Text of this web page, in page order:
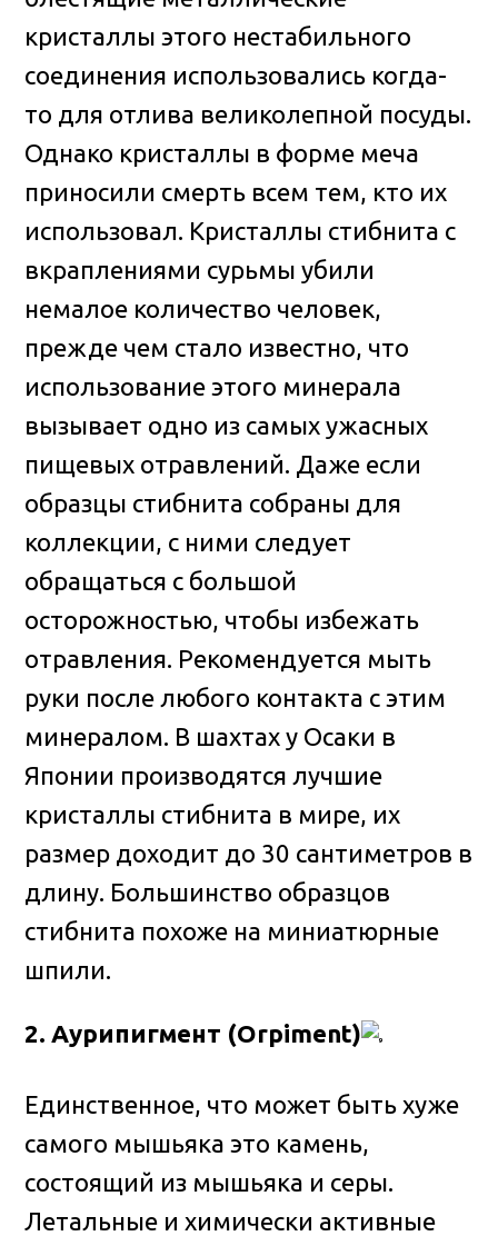
кристаллы этого нестабильного
соединения использовались когда-
то для отлива великолепной посуды.
Однако кристаллы в форме меча
приносили смерть всем тем, кто их
использовал. Кристаллы стибнита с
вкраплениями сурьмы убили
немалое количество человек,
прежде чем стало известно, что
использование этого минерала
вызывает одно из самых ужасных
пищевых отравлений. Даже если
образцы стибнита собраны для
коллекции, с ними следует
обращаться с большой
осторожностью, чтобы избежать
отравления. Рекомендуется мыть
руки после любого контакта с этим
минералом. В шахтах у Осаки в
Японии производятся лучшие
кристаллы стибнита в мире, их
размер доходит до 30 сантиметров в
длину. Большинство образцов
стибнита похоже на миниатюрные
шпили.
2. Аурипигмент (Orpiment)
Единственное, что может быть хуже
самого мышьяка это камень,
состоящий из мышьяка и серы.
Летальные и химически активные